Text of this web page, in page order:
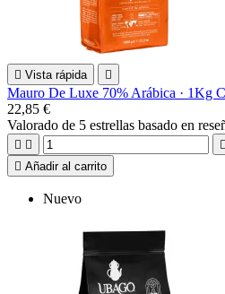
 Vista rápida 
Mauro De Luxe 70% Arábica · 1Kg
22,85 €
Valorado de 5 estrellas basado en
  
 Añadir al carrito
Nuevo